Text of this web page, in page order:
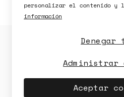
Política de Privacidad
personalizar el contenido y
información
Denegar
Administrar
Aceptar